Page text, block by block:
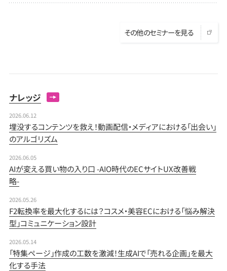
その他のセミナーを見る
ナレッジ
2026.06.12
埋没するコンテンツを救え！動画配信・メディアにおける「出会い」
のアルゴリズム
2026.06.05
AIが変える買い物の入り口 -AIO時代のECサイトUX改善戦
略-
2026.05.26
F2転換率を最大化するには？コスメ・美容ECにおける「悩み解決
型」コミュニケーション設計
2026.05.14
「特集ページ」作成の工数を激減！生成AIで「売れる企画」を最大
化する手法